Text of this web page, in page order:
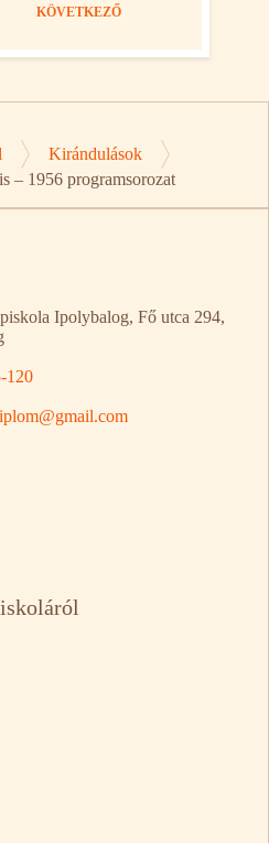
KÖVETKEZŐ
Kirándulások
– 1956 programsorozat
Ipolybalog, Fő utca 294,
120